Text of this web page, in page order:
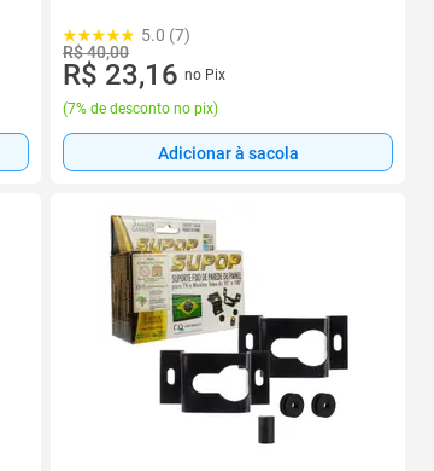
5.0 (7)
R$ 40,00
R$ 23,16 no Pix
(7% de desconto no pix)
Adicionar à sacola